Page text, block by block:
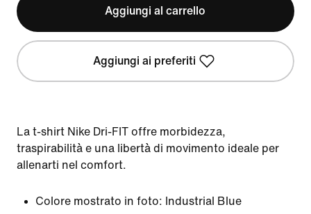
Aggiungi al carrello
Aggiungi ai preferiti
La t-shirt Nike Dri-FIT offre morbidezza,
traspirabilità e una libertà di movimento ideale per
allenarti nel comfort.
Colore mostrato in foto: Industrial Blue